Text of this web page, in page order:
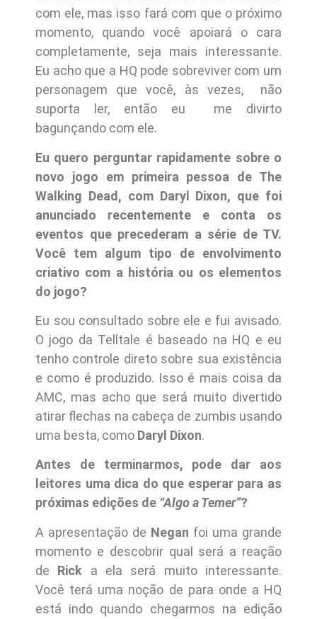
com ele, mas isso fará com que o próximo
momento, quando você apoiará o cara
completamente, seja mais interessante.
Eu acho que a HQ pode sobreviver com um
personagem que você, às vezes, não
suporta ler, então eu me divirto
bagunçando com ele.
Eu quero perguntar rapidamente sobre o
novo jogo em primeira pessoa de The
Walking Dead, com Daryl Dixon, que foi
anunciado recentemente e conta os
eventos que precederam a série de TV.
Você tem algum tipo de envolvimento
criativo com a história ou os elementos
do jogo?
Eu sou consultado sobre ele e fui avisado.
O jogo da Telltale é baseado na HQ e eu
tenho controle direto sobre sua existência
e como é produzido. Isso é mais coisa da
AMC, mas acho que será muito divertido
atirar flechas na cabeça de zumbis usando
uma besta, como Daryl Dixon.
Antes de terminarmos, pode dar aos
leitores uma dica do que esperar para as
próximas edições de “Algo a Temer”?
A apresentação de Negan foi uma grande
momento e descobrir qual será a reação
de Rick a ela será muito interessante.
Você terá uma noção de para onde a HQ
está indo quando chegarmos na edição